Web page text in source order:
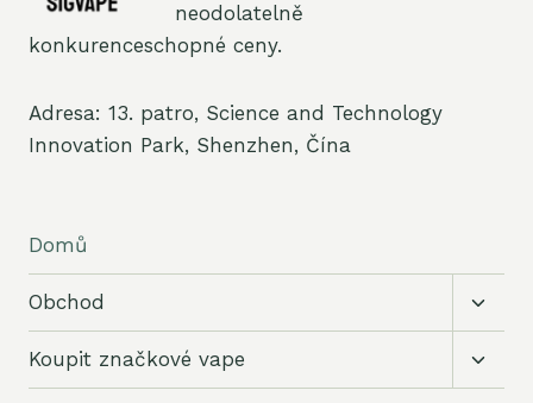
neodolatelně
konkurenceschopné ceny.
Adresa: 13. patro, Science and Technology
Innovation Park, Shenzhen, Čína
Domů
Obchod
Koupit značkové vape